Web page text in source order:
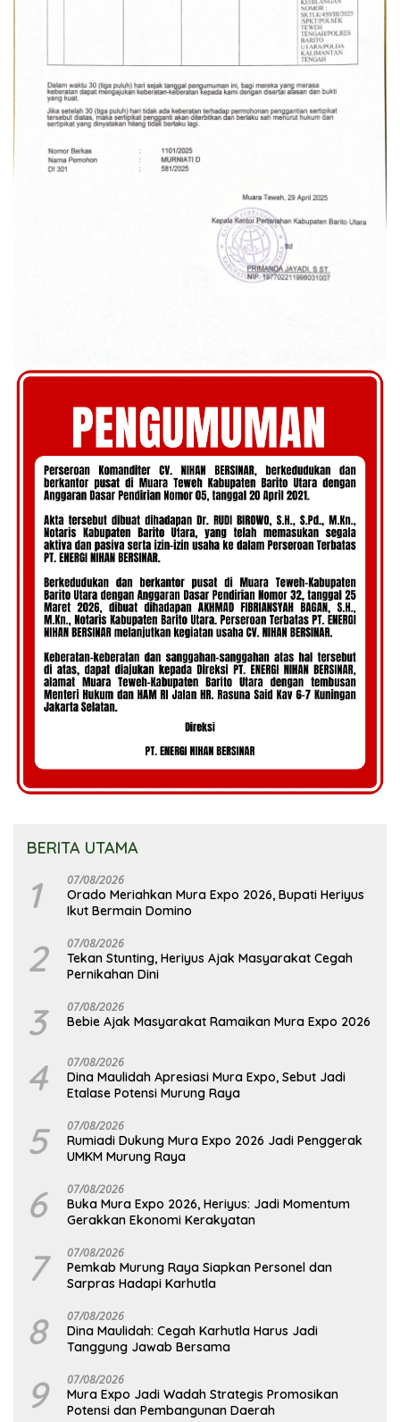
BERITA UTAMA
1 07/08/2026
Orado Meriahkan Mura Expo 2026, Bupati Heriyus
Ikut Bermain Domino
2 07/08/2026
Tekan Stunting, Heriyus Ajak Masyarakat Cegah
Pernikahan Dini
3 07/08/2026
Bebie Ajak Masyarakat Ramaikan Mura Expo 2026
4 07/08/2026
Dina Maulidah Apresiasi Mura Expo, Sebut Jadi
Etalase Potensi Murung Raya
5 07/08/2026
Rumiadi Dukung Mura Expo 2026 Jadi Penggerak
UMKM Murung Raya
6 07/08/2026
Buka Mura Expo 2026, Heriyus: Jadi Momentum
Gerakkan Ekonomi Kerakyatan
7 07/08/2026
Pemkab Murung Raya Siapkan Personel dan
Sarpras Hadapi Karhutla
8 07/08/2026
Dina Maulidah: Cegah Karhutla Harus Jadi
Tanggung Jawab Bersama
9 07/08/2026
Mura Expo Jadi Wadah Strategis Promosikan
Potensi dan Pembangunan Daerah